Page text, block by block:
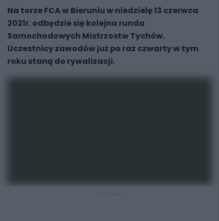
Na torze FCA w Bieruniu w niedzielę 13 czerwca
2021r. odbędzie się kolejna runda
Samochodowych Mistrzostw Tychów.
Uczestnicy zawodów już po raz czwarty w tym
roku staną do rywalizacji.